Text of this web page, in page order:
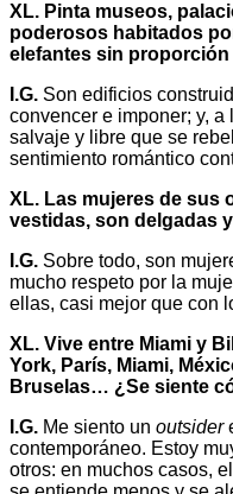
XL. Pinta museos,
poderosos habitados
elefantes sin proporción
I.G. Son edificios
convencer e imponer; y,
salvaje y libre que se
sentimiento romántico
XL. Las mujeres de sus
vestidas, son delgadas
I.G. Sobre todo, son
mucho respeto por la
ellas, casi mejor que con
XL. Vive entre Miami y
York, París, Miami,
Bruselas… ¿Se siente
I.G. Me siento un outsider
contemporáneo. Estoy
otros: en muchos casos,